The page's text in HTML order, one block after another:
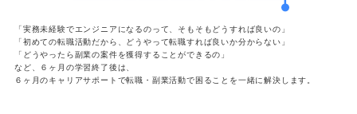
「実務未経験でエンジニアになるのって、そもそもどうすれば良いの」
「初めての転職活動だから、どうやって転職すれば良いか分からない」
「どうやったら副業の案件を獲得することができるの」
など、６ヶ月の学習終了後は、
６ヶ月のキャリアサポートで転職・副業活動で困ることを一緒に解決します。